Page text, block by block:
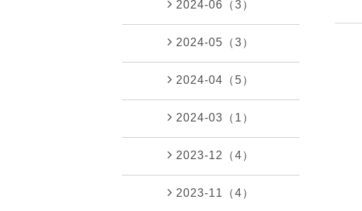
2024-06（3）
2024-05（3）
2024-04（5）
2024-03（1）
2023-12（4）
2023-11（4）